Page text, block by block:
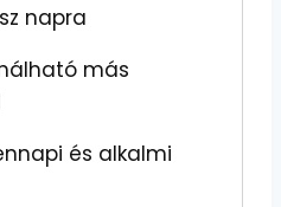
napra
más
és alkalmi